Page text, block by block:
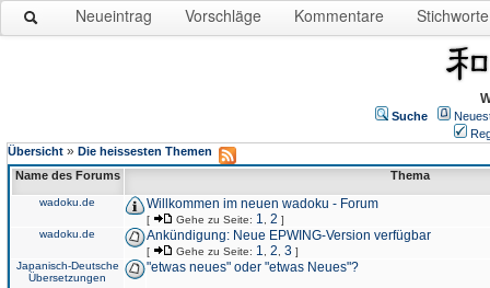
Neueintrag Vorschläge Kommentare Stichworte
Suche
Übersicht » Die heissesten Themen
Name des Forums
Thema
wadoku.de Willkommen im neuen wadoku - Forum
[ Gehe zu Seite: 1 2 ]
wadoku.de
Ankündigung: Neue EPWING-Version verfügbar
[ Gehe zu Seite: 1 2 3 ]
Japanisch-Deutsche
Übersetzungen
"etwas neues" oder "etwas Neues"?